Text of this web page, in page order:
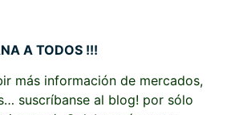
A TODOS !!!
más información de mercados,
suscríbanse al blog! por sólo